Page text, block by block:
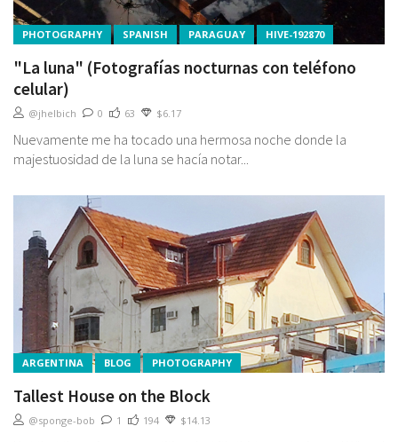
PHOTOGRAPHY SPANISH PARAGUAY HIVE-192870
"La luna" (Fotografías nocturnas con teléfono
celular)
@jhelbich 0 63 $6.17
Nuevamente me ha tocado una hermosa noche donde la
majestuosidad de la luna se hacía notar...
ARGENTINA BLOG PHOTOGRAPHY
Tallest House on the Block
@sponge-bob 1 194 $14.13